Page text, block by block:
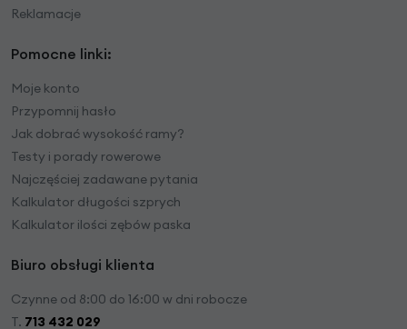
Reklamacje
Pomocne linki:
Moje konto
Przypomnij hasło
Jak dobrać wysokość ramy?
Testy i porady rowerowe
Najczęściej zadawane pytania
Kalkulator długości szprych
Kalkulator ilości zębów paska
Biuro obsługi klienta
Czynne od 8:00 do 16:00 w dni robocze
T. 713 432 029